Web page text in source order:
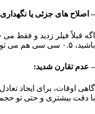
– اصلاح‌ های جزئی یا
اگه قبلاً فیلر زدید و فقط
باشید، ۰.۵ سی‌ سی هم می‌ تونه کافی باشد.
– عدم تقارن شدید:
گاهی اوقات، برای ایجاد
با دقت بیشتری و حتی تو حجم